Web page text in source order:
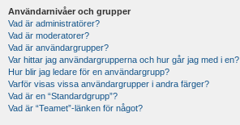
Användarnivåer och grupper
Vad är administratörer?
Vad är moderatorer?
Vad är användargrupper?
Var hittar jag användargrupperna och hur går jag med i en?
Hur blir jag ledare för en användargrupp?
Varför visas vissa användargrupper i andra färger?
Vad är en “Standardgrupp”?
Vad är “Teamet”-länken för något?